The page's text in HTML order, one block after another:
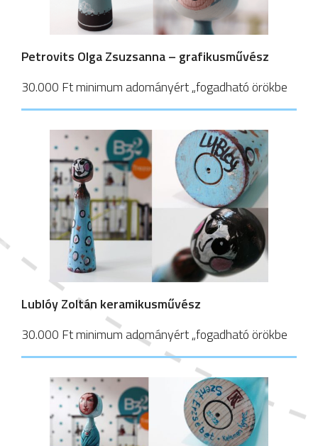
Petrovits Olga Zsuzsanna – grafikusművész
30.000 Ft minimum adományért „fogadható örökbe
Lublóy Zoltán keramikusművész
30.000 Ft minimum adományért „fogadható örökbe